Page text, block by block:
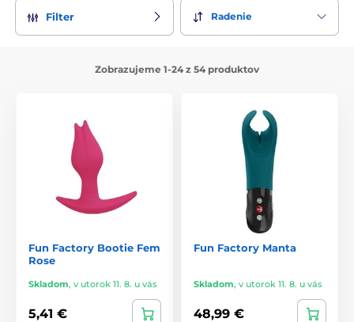
Fun Factory je synonymom pre inováciu a kvalitu v oblasti
erotických pomôcok. Ich produkty sú navrhnuté tak, aby
úrovne vzrušenia a užívať si intímne chvíle s dôverou a
Filter Radenie
Zobrazujeme 1-24 z 54 produktov
Fun Factory Bootie Fem
Rose
Skladom, v utorok 11. 8. u vás
5,41 €
Fun Factory Manta
Skladom, v utorok 11. 8. u vás
48,99 €